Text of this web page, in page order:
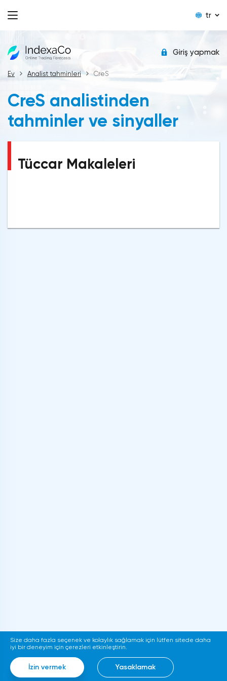
tr
Giriş yapmak
Ev Analist tahminleri CreS
CreS analistinden
tahminler ve sinyaller
Tüccar Makaleleri
Size daha fazla seçenek ve kolaylık sağlamak için lütfen sitede daha
iyi bir deneyim için çerezleri etkinleştirin.
İzin vermek Yasaklamak